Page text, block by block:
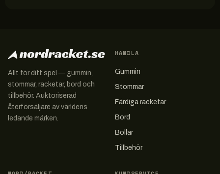
Allt för ditt spel — gummin,
stommar, racketar, bord och
tillbehör. Auktoriserad
återförsäljare av världens
ledande märken.
HANDLA
Gummin
Stommar
Färdiga racketar
Bord
Bollar
Tillbehör